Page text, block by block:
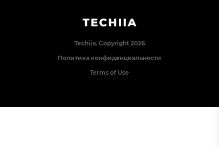
Techiia. Copyright 2026
Политика конфиденциальности
Terms of Use